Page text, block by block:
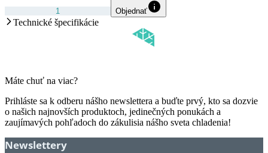
Objednať
Technické špecifikácie
Máte chuť na viac?
Prihláste sa k odberu nášho newslettera a buďte prvý, kto sa dozvie
o našich najnovších produktoch, jedinečných ponukách a
zaujímavých pohľadoch do zákulisia nášho sveta chladenia!
Newslettery